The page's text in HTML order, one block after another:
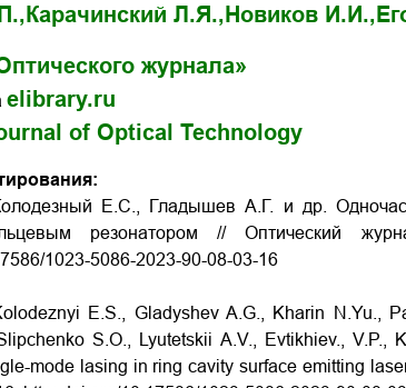
Карачинский Л.Я., Новиков И.И.,
журнала»
elibrary.ru
of Optical Technology
Е.С., Гладышев А.Г. и др.
резонатором //
1023-5086-2023-90-08-03-16
E.S., Gladyshev A.G., Kharin N.Yu.,
S.O., Lyutetskii A.V., Evtikhiev., V.P.,
mode lasing in ring cavity surface emitting